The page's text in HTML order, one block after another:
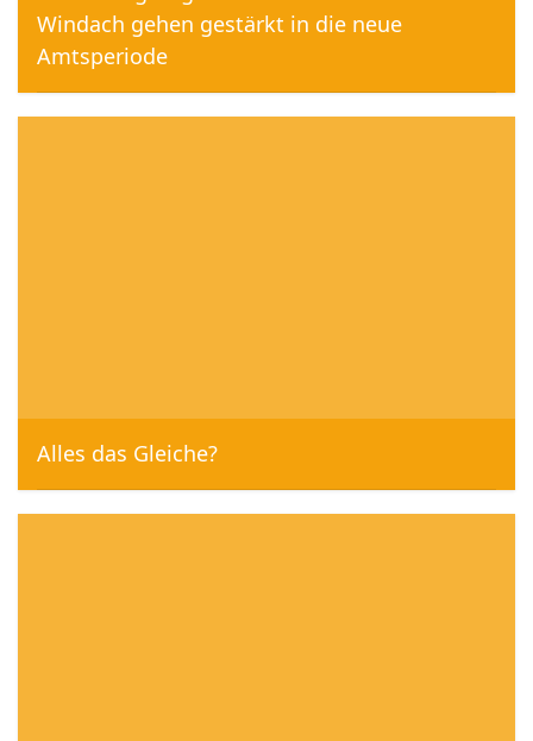
Windach gehen gestärkt in die neue
Amtsperiode
Florian Bergmann, 1. April 2020
Alles das Gleiche?
Florian Bergmann, 23. Februar 2020